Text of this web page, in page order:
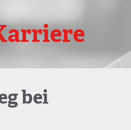
bei